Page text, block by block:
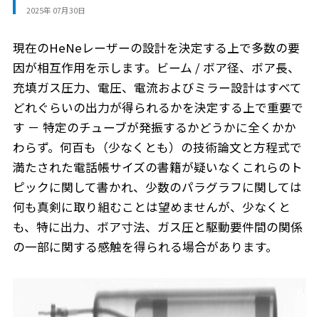
2025年 07月30日
現在のHeNeレーザーの設計を決定する上で多数の要
因が相互作用を示します。ビーム / ボア径、ボア長、
充填ガス圧力、電圧、電流およびミラー設計はすべて
どれぐらいの出力が得られるかを決定する上で重要で
す － 特定のチューブが発振するかどうかに全くかか
わらず。何百も（少なくとも）の技術論文と方程式で
満たされた電話帳サイズの書籍が疑いなくこれらのト
ピックに関して書かれ、少数のパラグラフに関しては
何も真剣に取り組むことは望めませんが、少なくと
も、特に出力、ボア寸法、ガス圧と駆動要件間の関係
の一部に関する感触を得られる場合があります。